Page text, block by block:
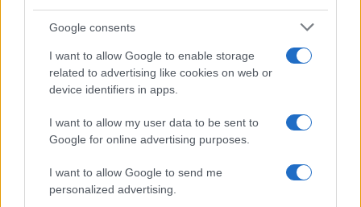
Google consents
I want to allow Google to enable storage
related to advertising like cookies on web or
device identifiers in apps.
I want to allow my user data to be sent to
Google for online advertising purposes.
I want to allow Google to send me
personalized advertising.
FILM
Frasi dei film
Frasi film più lette
Incipit dei film
Film più cercati
Frasi sul cinema